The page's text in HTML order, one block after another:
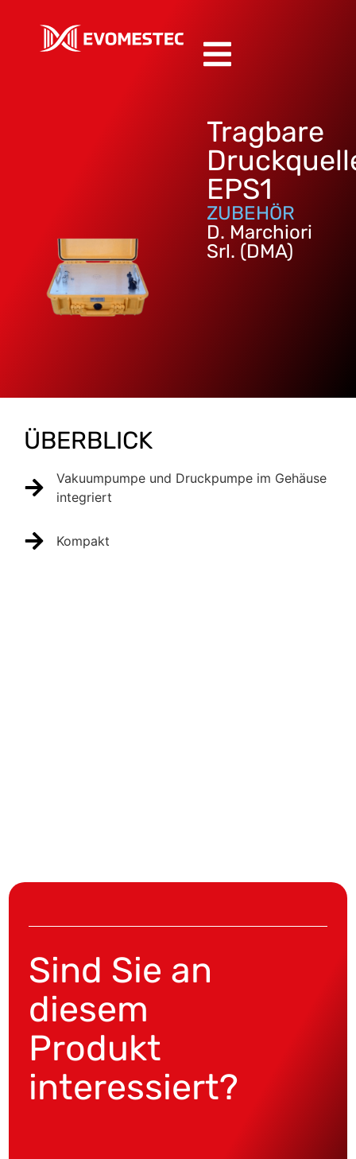
Tragbare
EPS1
ZUBEHÖR
D. Marchiori
Srl. (DMA)
ÜBERBLICK
Vakuumpumpe und Druckpumpe im Gehäuse
integriert
Kompakt
Sind Sie an
diesem
Produkt
interessiert?